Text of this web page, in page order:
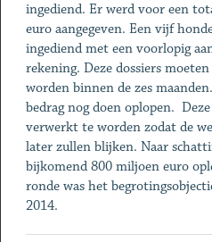
ingediend. Er werd voor een
euro aangegeven. Een vijf
ingediend met een voorlopig
rekening. Deze dossiers
worden binnen de zes
bedrag nog doen oplopen.
verwerkt te worden zodat de
later zullen blijken. Naar
bijkomend 800 miljoen euro
ronde was het
2014.